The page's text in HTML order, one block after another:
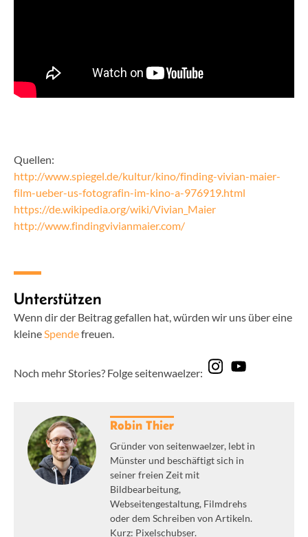
Quellen:
http://www.spiegel.de/kultur/kino/finding-vivian-maier-
film-ueber-us-fotografin-im-kino-a-976919.html
https://de.wikipedia.org/wiki/Vivian_Maier
http://www.findingvivianmaier.com/
Unterstützen
Wenn dir der Beitrag gefallen hat, würden wir uns über eine
kleineSpendefreuen.
Noch mehr Stories? Folge seitenwaelzer:
Robin Thier
Gründer von seitenwaelzer, lebt in
Münster und beschäftigt sich in
seiner freien Zeit mit
Bildbearbeitung,
Webseitengestaltung, Filmdrehs
oder dem Schreiben von Artikeln.
Kurz: Pixelschubser.